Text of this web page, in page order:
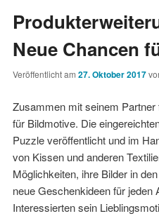
Neue Chancen
Veröffentlicht am 27. Oktober 2017
Zusammen mit seinem
für Bildmotive. Die
Puzzle veröffentlicht und im
von Kissen und anderen
Möglichkeiten, ihre Bilder in
neue Geschenkideen für
Interessierten sein